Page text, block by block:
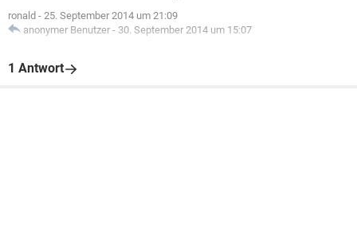
ronald - 25. September 2014 um 21:09
anonymer Benutzer - 30. September 2014 um 15:07
1 Antwort